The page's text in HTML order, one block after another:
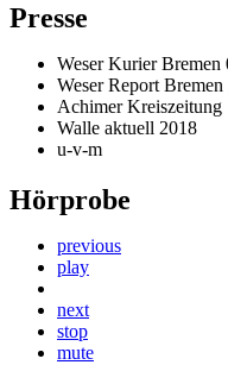
Presse
Weser Kurier
Weser Report
Achimer Kreiszeitung
Walle aktuell 2018
u-v-m
Hörprobe
previous
play
next
stop
mute